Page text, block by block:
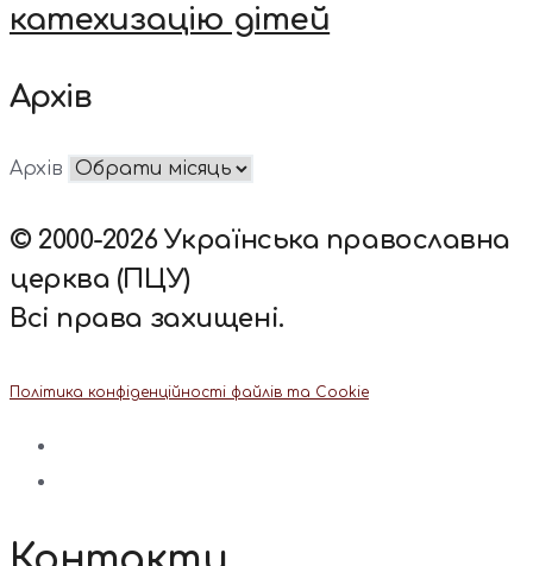
катехизацію дітей
Архів
Архів
© 2000-2026 Українська православна
церква (ПЦУ)
Всі права захищені.
Політика конфіденційності файлів та Cookie